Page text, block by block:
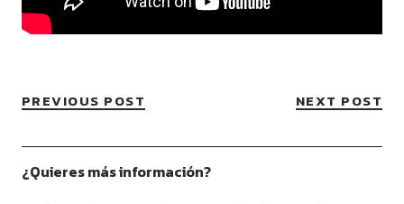
PREVIOUS POST NEXT POST
¿Quieres más información?